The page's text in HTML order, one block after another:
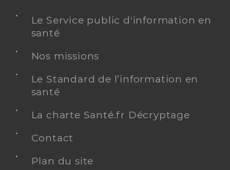
Le Service public d'information en
santé
Nos missions
Le Standard de l’information en
santé
La charte Santé.fr Décryptage
Contact
Plan du site